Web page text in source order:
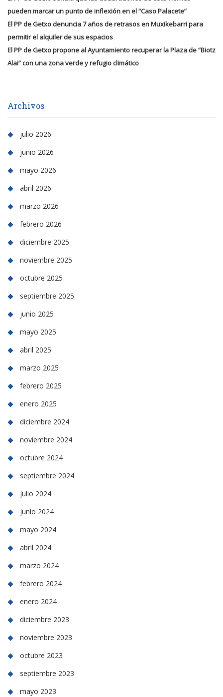
pueden marcar un punto de inflexión en el “Caso Palacete”
El PP de Getxo denuncia 7 años de retrasos en Muxikebarri para
permitir el alquiler de sus espacios
El PP de Getxo propone al Ayuntamiento recuperar la Plaza de “Biotz
Alai” con una zona verde y refugio climático
Archivos
julio 2026
junio 2026
mayo 2026
abril 2026
marzo 2026
febrero 2026
diciembre 2025
noviembre 2025
octubre 2025
septiembre 2025
junio 2025
mayo 2025
abril 2025
marzo 2025
febrero 2025
enero 2025
diciembre 2024
noviembre 2024
octubre 2024
septiembre 2024
julio 2024
junio 2024
mayo 2024
abril 2024
marzo 2024
febrero 2024
enero 2024
diciembre 2023
noviembre 2023
octubre 2023
septiembre 2023
mayo 2023